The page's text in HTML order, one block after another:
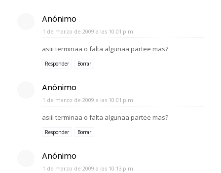
Anónimo
1 de marzo de 2009 a las 10:01 p.m.
asiii terminaa o falta algunaa partee mas?
Responder Borrar
Anónimo
1 de marzo de 2009 a las 10:01 p.m.
asiii terminaa o falta algunaa partee mas?
Responder Borrar
Anónimo
1 de marzo de 2009 a las 10:13 p.m.